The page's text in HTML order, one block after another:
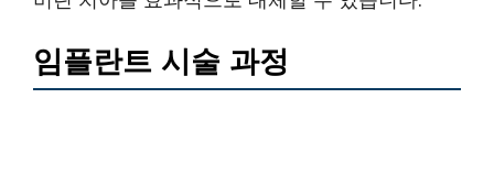
임플란트 시술 과정